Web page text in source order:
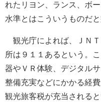
れたリヨン、ランス、ボ
水準とはこういうものだと
観光庁によれば、ＪＮ
所は９１１あるという。
器やＶＲ体験、デジタル
整備充実などにかかる経
観光旅客税が充当されると